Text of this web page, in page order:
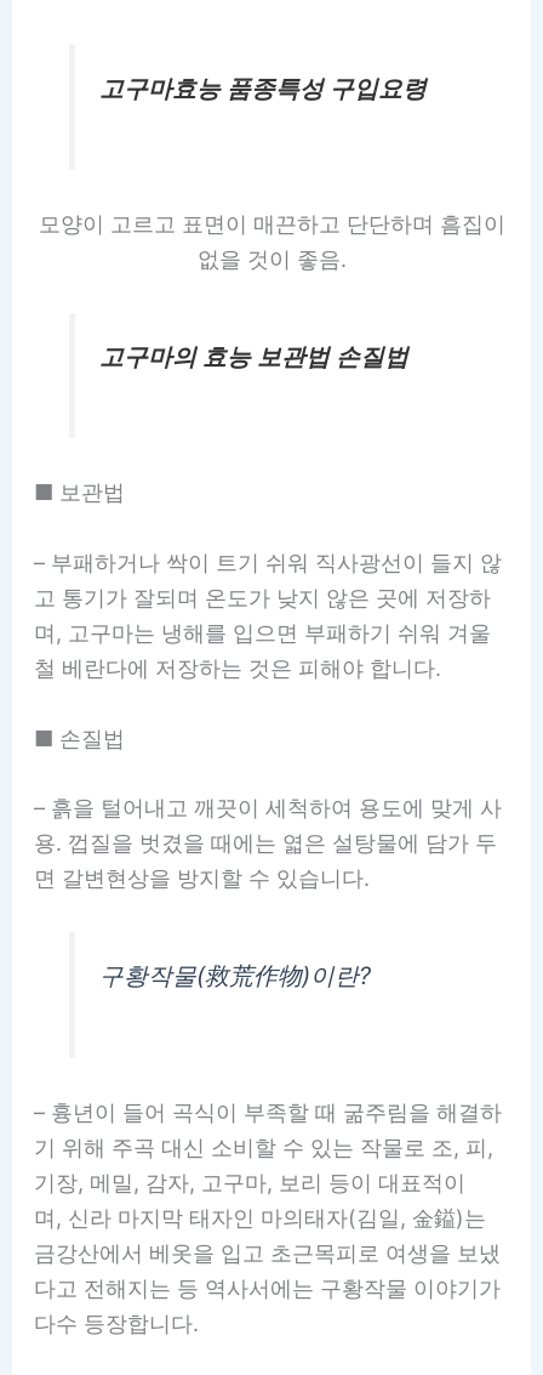
고구마효능 품종특성 구입요령
모양이 고르고 표면이 매끈하고 단단하며 흠집이
없을 것이 좋음.
고구마의 효능 보관법 손질법
■ 보관법
– 부패하거나 싹이 트기 쉬워 직사광선이 들지 않
고 통기가 잘되며 온도가 낮지 않은 곳에 저장하
며, 고구마는 냉해를 입으면 부패하기 쉬워 겨울
철 베란다에 저장하는 것은 피해야 합니다.
■ 손질법
– 흙을 털어내고 깨끗이 세척하여 용도에 맞게 사
용. 껍질을 벗겼을 때에는 엷은 설탕물에 담가 두
면 갈변현상을 방지할 수 있습니다.
구황작물(救荒作物)이란?
– 흉년이 들어 곡식이 부족할 때 굶주림을 해결하
기 위해 주곡 대신 소비할 수 있는 작물로 조, 피,
기장, 메밀, 감자, 고구마, 보리 등이 대표적이
며, 신라 마지막 태자인 마의태자(김일, 金鎰)는
금강산에서 베옷을 입고 초근목피로 여생을 보냈
다고 전해지는 등 역사서에는 구황작물 이야기가
다수 등장합니다.